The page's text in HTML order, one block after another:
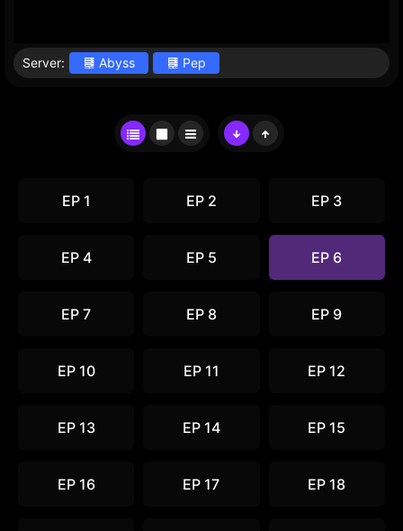
Server: Abyss Pep
EP 1 EP 2 EP 3
EP 4 EP 5 EP 6
EP 7 EP 8 EP 9
EP 10 EP 11 EP 12
EP 13 EP 14 EP 15
EP 16 EP 17 EP 18